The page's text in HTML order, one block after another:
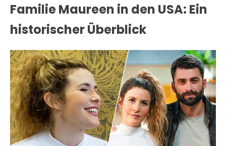
Familie Maureen in den USA: Ein
historischer Überblick